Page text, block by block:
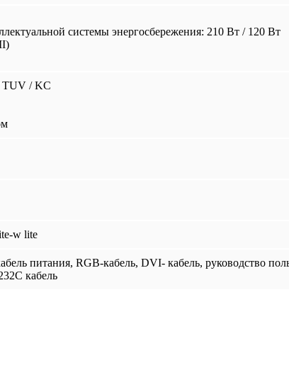
системы энергосбережения: 210 Вт / 120 Вт
TUV / KC
w lite
питания, RGB-кабель, DVI- кабель, руководство
кабель